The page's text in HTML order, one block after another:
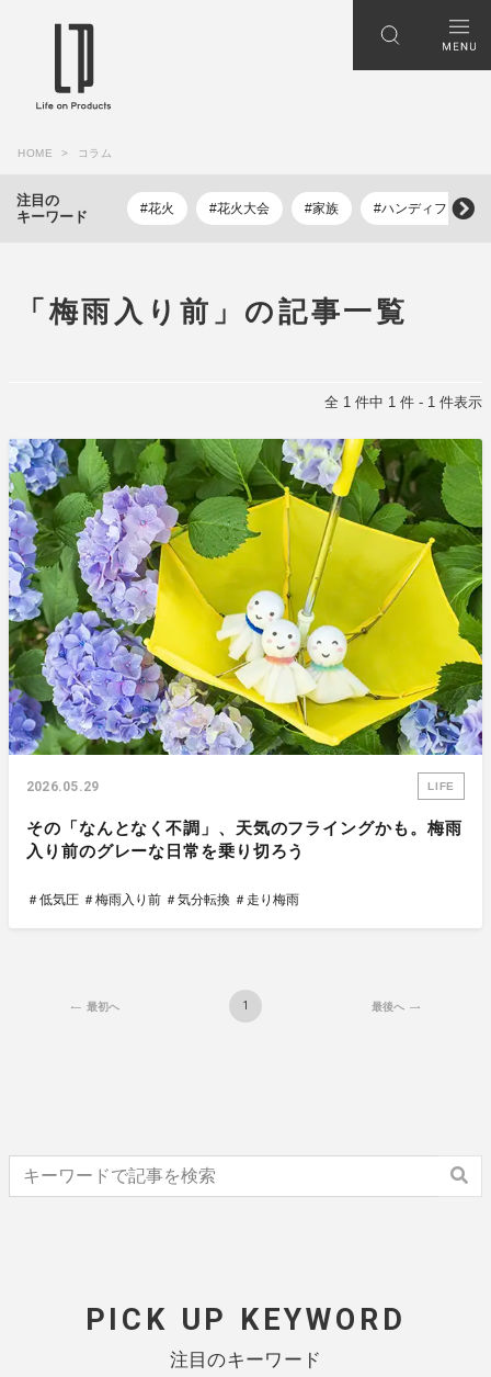
HOME コラム
注目の
キーワード
#花火 #花火大会 #家族 #ハンディファン
「梅雨入り前」の記事一覧
全 1 件中 1 件 - 1 件表示
2026.05.29 LIFE
その「なんとなく不調」、天気のフライングかも。梅雨
入り前のグレーな日常を乗り切ろう
＃低気圧 ＃梅雨入り前 ＃気分転換 ＃走り梅雨
最初へ 1 最後へ
PICK UP KEYWORD
注目のキーワード